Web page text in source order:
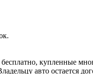
бесплатно, купленные
авто остается